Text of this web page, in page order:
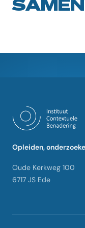
Opleiden,
Oude Kerkweg 100
6717 JS Ede